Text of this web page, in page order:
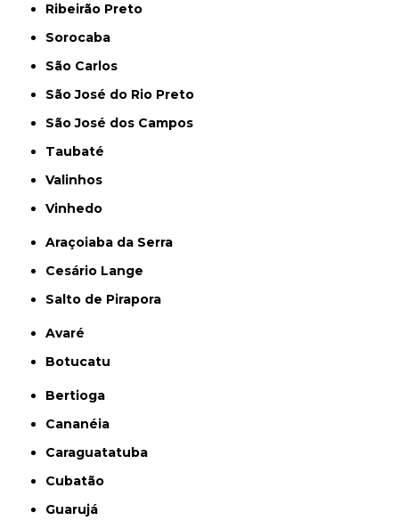
Ribeirão Preto
Sorocaba
São Carlos
São José do Rio Preto
São José dos Campos
Taubaté
Valinhos
Vinhedo
Araçoiaba da Serra
Cesário Lange
Salto de Pirapora
Avaré
Botucatu
Bertioga
Cananéia
Caraguatatuba
Cubatão
Guarujá